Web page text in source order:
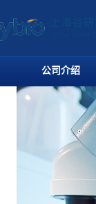
公司介绍